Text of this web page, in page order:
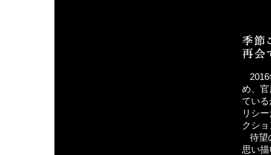
め、
てい
リシ
クシ
待望
思い